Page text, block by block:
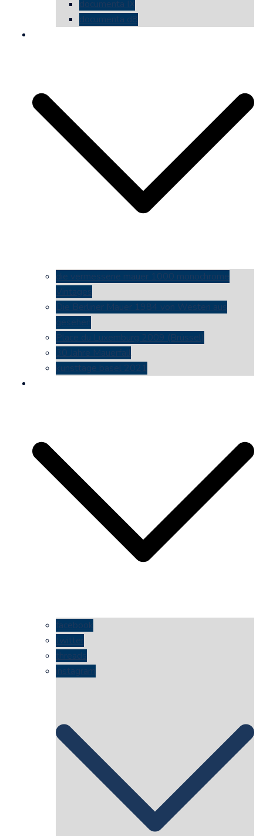
documenta IX
documenta d8
die vermessene mauer 1000 monochrome
Vintages
Die Berliner Mauer 1984 von Westen aus
gesehen
Place du Luxemburg 2009 (Brüssel)
30 Jahre Mauerfall
kunsttage basel 2021
facebook
twitter
threads
instagram